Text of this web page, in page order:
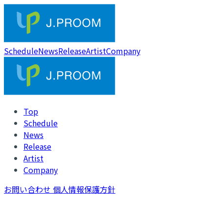
ScheduleNewsReleaseArtistCompany
Top
Schedule
News
Release
Artist
Company
お問い合わせ 個人情報保護方針